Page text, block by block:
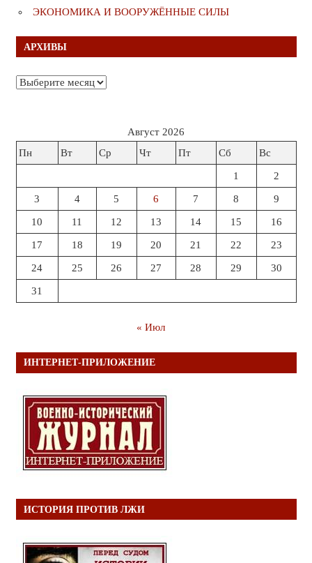
ЭКОНОМИКА И ВООРУЖЁННЫЕ СИЛЫ
АРХИВЫ
Архивы
Август 2026
Пн
Вт Ср Чт Пт Сб Вс
1 2
3 4 5 6 7 8 9
10 11 12 13 14 15 16
17 18 19 20 21 22 23
24 25 26 27 28 29 30
31
« Июл
ИНТЕРНЕТ-ПРИЛОЖЕНИЕ
ИСТОРИЯ ПРОТИВ ЛЖИ